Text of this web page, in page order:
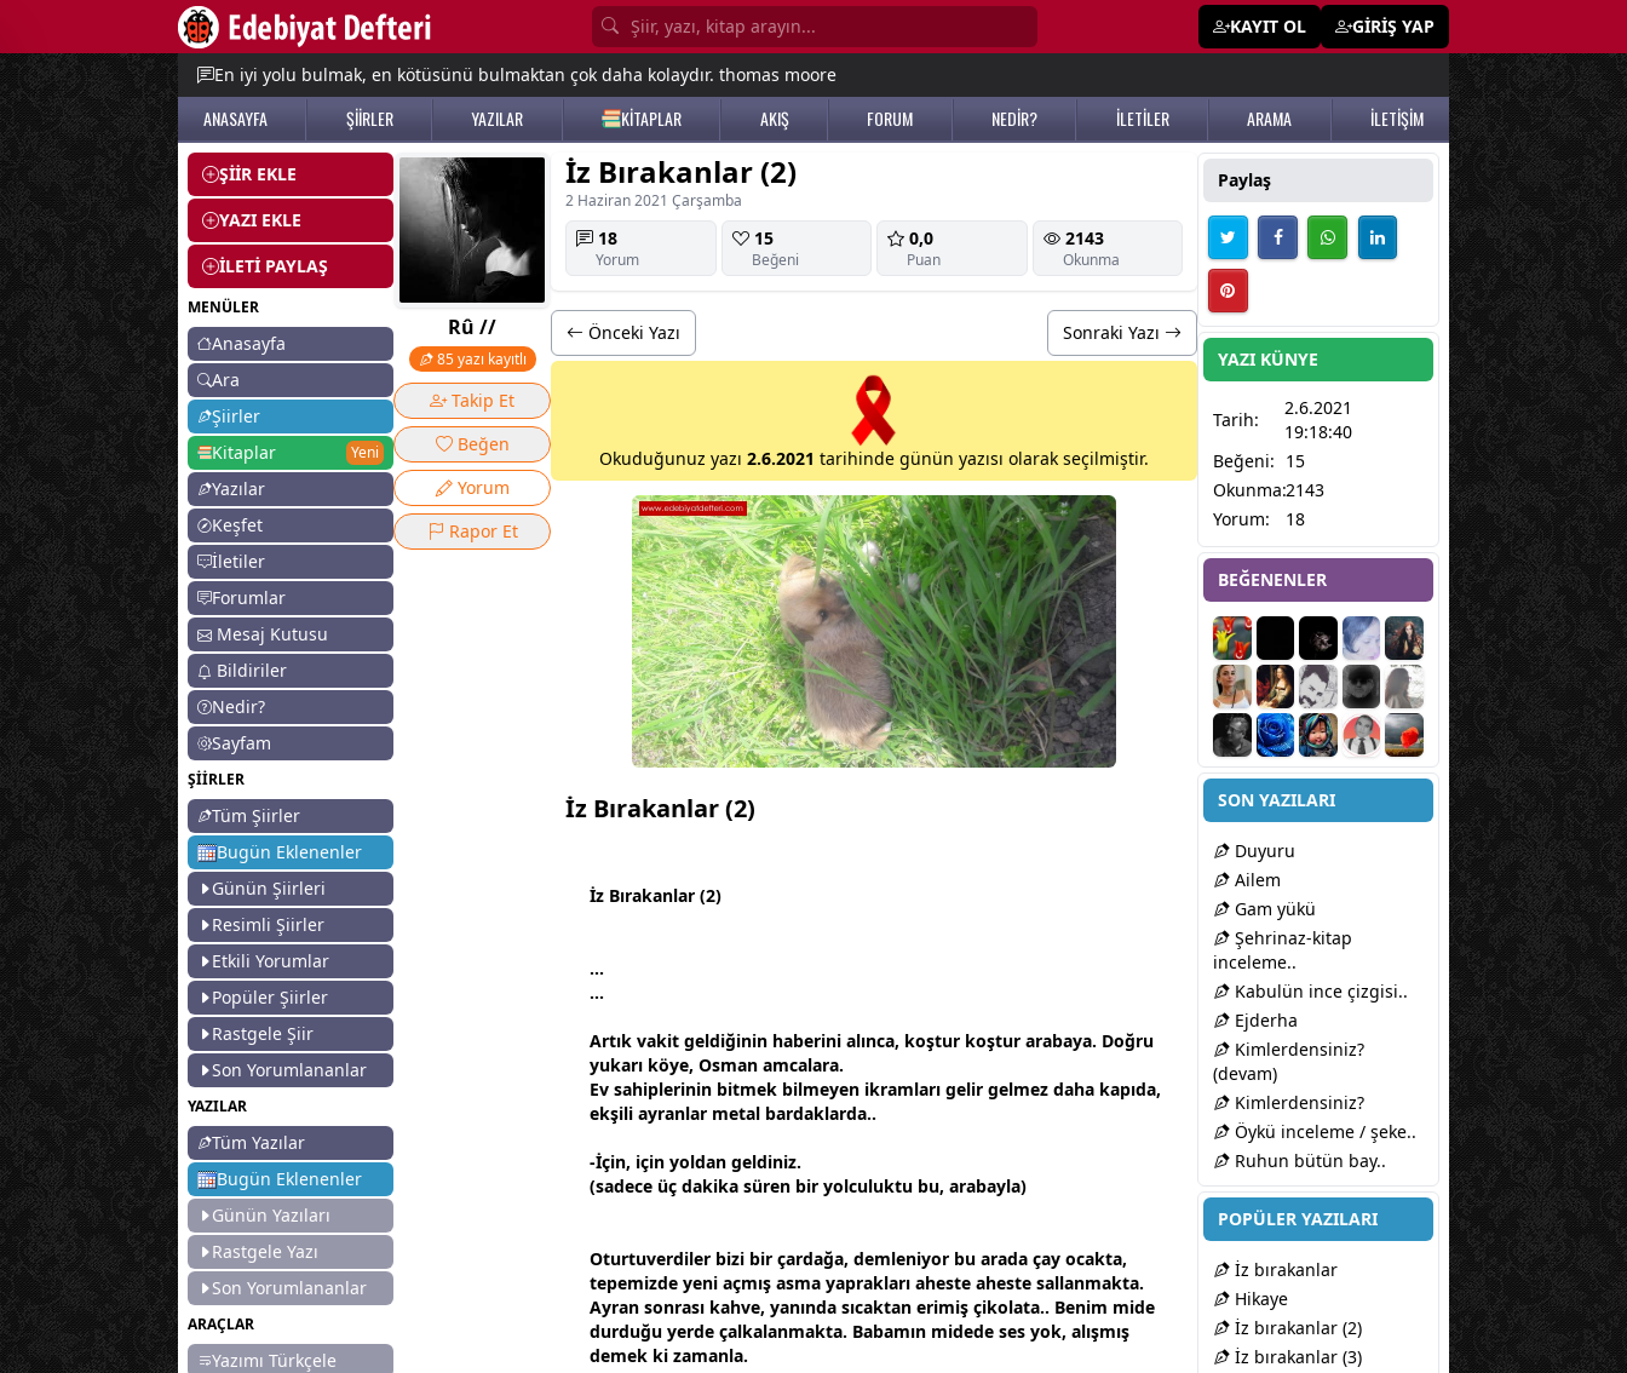
KAYIT OL GİRİŞ YAP
En iyi yolu bulmak, en kötüsünü bulmaktan çok daha kolaydır. thomas moore
ANASAYFA ŞİİRLER YAZILAR KİTAPLAR AKIŞ FORUM NEDİR? İLETİLER ARAMA İLETİŞİM
ŞİİR EKLE
YAZI EKLE
İLETİ PAYLAŞ
MENÜLER
Anasayfa
Ara
Şiirler
Kitaplar
Yeni
Yazılar
Keşfet
İletiler
Forumlar
Mesaj Kutusu
Bildiriler
Nedir?
Sayfam
ŞİİRLER
Tüm Şiirler
Bugün Eklenenler
Günün Şiirleri
Resimli Şiirler
Etkili Yorumlar
Popüler Şiirler
Rastgele Şiir
Son Yorumlananlar
YAZILAR
Tüm Yazılar
Bugün Eklenenler
Günün Yazıları
Rastgele Yazı
Son Yorumlananlar
ARAÇLAR
Yazımı Türkçele
Rû //
85 yazı kayıtlı
Takip Et
Beğen
Yorum
Rapor Et
İz Bırakanlar (2)
2 Haziran 2021 Çarşamba
18
Yorum
15
Beğeni
0,0
Puan
2143
Okunma
Önceki Yazı Sonraki Yazı
Okuduğunuz yazı 2.6.2021 tarihinde günün yazısı olarak seçilmiştir.
İz Bırakanlar (2)
İz Bırakanlar (2)
...
...
Artık vakit geldiğinin haberini alınca, koştur koştur arabaya. Doğru
yukarı köye, Osman amcalara.
Ev sahiplerinin bitmek bilmeyen ikramları gelir gelmez daha kapıda,
ekşili ayranlar metal bardaklarda..
-İçin, için yoldan geldiniz.
(sadece üç dakika süren bir yolculuktu bu, arabayla)
Oturtuverdiler bizi bir çardağa, demleniyor bu arada çay ocakta,
tepemizde yeni açmış asma yaprakları aheste aheste sallanmakta.
Ayran sonrası kahve, yanında sıcaktan erimiş çikolata.. Benim mide
durduğu yerde çalkalanmakta. Babamın midede ses yok, alışmış
demek ki zamanla.
Paylaş
YAZI KÜNYE
Tarih:
2.6.2021
19:18:40
Beğeni: 15
Okunma:2143
Yorum:
18
BEĞENENLER
SON YAZILARI
Duyuru
Ailem
Gam yükü
Şehrinaz-kitap
inceleme..
Kabulün ince çizgisi..
Ejderha
Kimlerdensiniz?
(devam)
Kimlerdensiniz?
Öykü inceleme / şeke..
Ruhun bütün bay..
POPÜLER YAZILARI
İz bırakanlar
Hikaye
İz bırakanlar (2)
İz bırakanlar (3)
menu